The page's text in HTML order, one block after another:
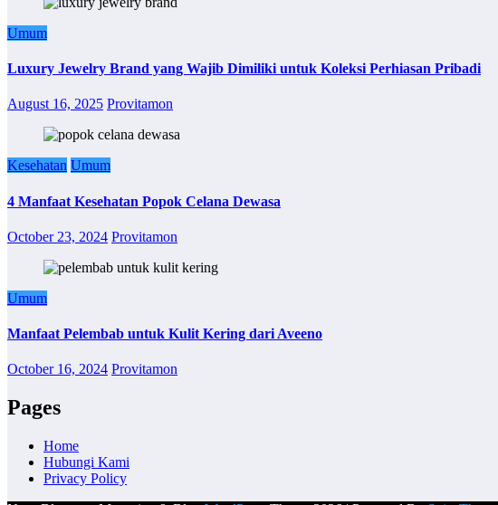
Umum
Luxury Jewelry Brand yang Wajib Dimiliki untuk Koleksi Perhiasan Pribadi
August 16, 2025 Provitamon
Kesehatan Umum
4 Manfaat Kesehatan Popok Celana Dewasa
October 23, 2024 Provitamon
Umum
Manfaat Pelembab untuk Kulit Kering dari Aveeno
October 16, 2024 Provitamon
Pages
Home
Hubungi Kami
Privacy Policy